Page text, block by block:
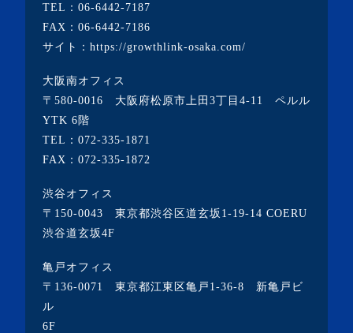
TEL： 06-6442-7187
FAX：06-6442-7186
サイト： https://growthlink-osaka.com/
大阪南オフィス
〒580-0016 大阪府松原市上田3丁目4-11 ペルル
YTK 6階
TEL： 072-335-1871
FAX：072-335-1872
渋谷オフィス
〒150-0043 東京都渋谷区道玄坂1-19-14 COERU
渋谷道玄坂4F
亀戸オフィス
〒136-0071 東京都江東区亀戸1-36-8 新亀戸ビ
ル
6F